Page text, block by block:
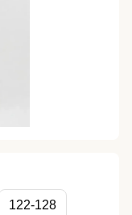
122-128